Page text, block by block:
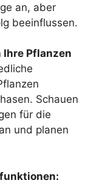
an, aber
beeinflussen.
Ihre Pflanzen
Schauen
für die
und planen